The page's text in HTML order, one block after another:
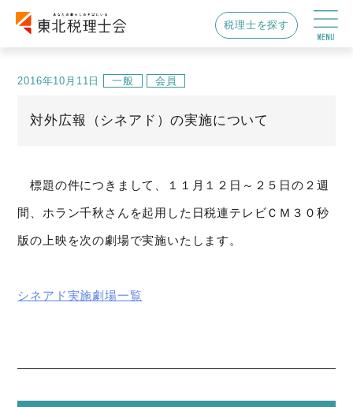
税理士を探す
2016年10月11日 一般 会員
対外広報（シネアド）の実施について
標題の件につきまして、１１月１２日～２５日の２週
間、ホラン千秋さんを起用した日税連テレビＣＭ３０秒
版の上映を次の劇場で実施いたします。
シネアド実施劇場一覧